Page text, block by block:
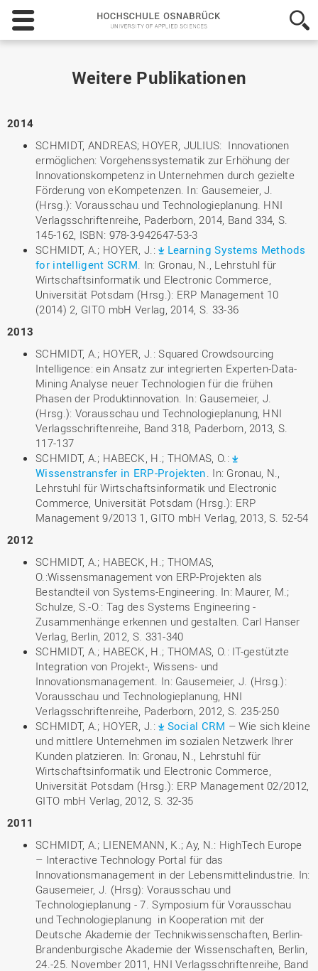
Hochschule
Osnabrück
-
Weitere Publikationen
2014
SCHMIDT, ANDREAS; HOYER, JULIUS: Innovationen
ermöglichen: Vorgehenssystematik zur Erhöhung der
Innovationskompetenz in Unternehmen durch gezielte
Förderung von eKompetenzen. In: Gausemeier, J.
(Hrsg.): Vorausschau und Technologieplanung. HNI
Verlagsschriftenreihe, Paderborn, 2014, Band 334, S.
145-162, ISBN: 978-3-942647-53-3
SCHMIDT, A.; HOYER, J.:
Learning Systems Methods
for intelligent SCRM. In: Gronau, N., Lehrstuhl für
Wirtschaftsinformatik und Electronic Commerce,
Universität Potsdam (Hrsg.): ERP Management 10
(2014) 2, GITO mbH Verlag, 2014, S. 33-36
2013
SCHMIDT, A.; HOYER, J.: Squared Crowdsourcing
Intelligence: ein Ansatz zur integrierten Experten-Data-
Mining Analyse neuer Technologien für die frühen
Phasen der Produktinnovation. In: Gausemeier, J.
(Hrsg.): Vorausschau und Technologieplanung, HNI
Verlagsschriftenreihe, Band 318, Paderborn, 2013, S.
117-137
SCHMIDT, A.; HABECK, H.; THOMAS, O.:
Wissenstransfer in ERP-Projekten. In: Gronau, N.,
Lehrstuhl für Wirtschaftsinformatik und Electronic
Commerce, Universität Potsdam (Hrsg.): ERP
Management 9/2013 1, GITO mbH Verlag, 2013, S. 52-54
2012
SCHMIDT, A.; HABECK, H.; THOMAS,
O.:Wissensmanagement von ERP-Projekten als
Bestandteil von Systems-Engineering. In: Maurer, M.;
Schulze, S.-O.: Tag des Systems Engineering -
Zusammenhänge erkennen und gestalten. Carl Hanser
Verlag, Berlin, 2012, S. 331-340
SCHMIDT, A.; HABECK, H.; THOMAS, O.: IT-gestützte
Integration von Projekt-, Wissens- und
Innovationsmanagement. In: Gausemeier, J. (Hrsg.):
Vorausschau und Technologieplanung, HNI
Verlagsschriftenreihe, Paderborn, 2012, S. 235-250
SCHMIDT, A.; HOYER, J.:
Social CRM – Wie sich kleine
und mittlere Unternehmen im sozialen Netzwerk Ihrer
Kunden platzieren. In: Gronau, N., Lehrstuhl für
Wirtschaftsinformatik und Electronic Commerce,
Universität Potsdam (Hrsg.): ERP Management 02/2012,
GITO mbH Verlag, 2012, S. 32-35
2011
SCHMIDT, A.; LIENEMANN, K.; Ay, N.: HighTech Europe
– Interactive Technology Portal für das
Innovationsmanagement in der Lebensmittelindustrie. In:
Gausemeier, J. (Hrsg): Vorausschau und
Technologieplanung - 7. Symposium für Vorausschau
und Technologieplanung in Kooperation mit der
Deutsche Akademie der Technikwissenschaften, Berlin-
Brandenburgische Akademie der Wissenschaften, Berlin,
24.-25. November 2011, HNI Verlagsschriftenreihe, Band